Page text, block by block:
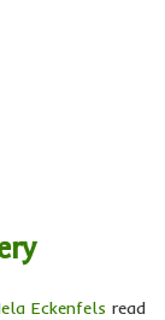
Eckenfels read